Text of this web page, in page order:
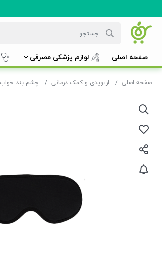
صفحه اصلی لوازم پزشکی مصرفی
صفحه اصلی ارتوپدی و کمک درمانی چشم بند خواب